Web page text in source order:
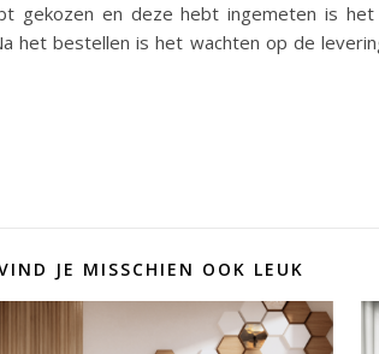
gekozen en deze hebt ingemeten is
het bestellen is het wachten op de
JE MISSCHIEN OOK LEUK